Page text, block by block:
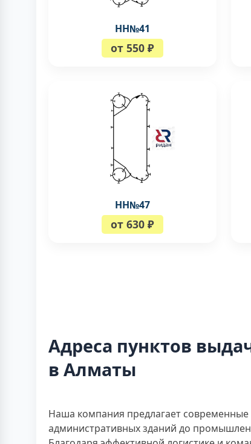
НН№41
от 550 ₽
НН№47
от 630 ₽
Адреса пунктов
в Алматы
Наша компания предлагает
административных зданий до